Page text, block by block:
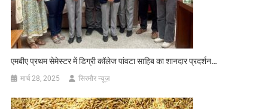
एमबीए प्रथम सेमेस्टर में डिग्री कॉलेज पांवटा साहिब का शानदार प्रदर्शन…
मार्च 28, 2025 सिरमौर न्यूज़